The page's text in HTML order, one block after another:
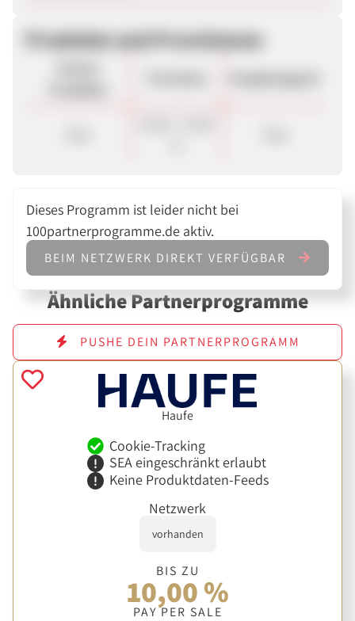
Produkte und Provisionen
Dieses Programm ist leider nicht bei
100partnerprogramme.de aktiv.
BEIM NETZWERK DIREKT VERFÜGBAR
Ähnliche Partnerprogramme
PUSHE DEIN PARTNERPROGRAMM
Haufe
Cookie-Tracking
SEA eingeschränkt erlaubt
Keine Produktdaten-Feeds
Netzwerk
vorhanden
BIS ZU
10,00 %
PAY PER SALE